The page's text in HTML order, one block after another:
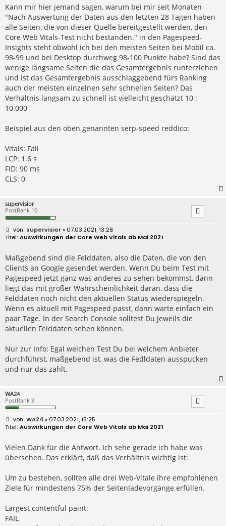
r
a
g
Kann mir hier jemand sagen, warum bei mir seit Monaten
"Nach Auswertung der Daten aus den letzten 28 Tagen haben
alle Seiten, die von dieser Quelle bereitgestellt werden, den
Core Web Vitals-Test nicht bestanden." in den Pagespeed-
Insights steht obwohl ich bei den meisten Seiten bei Mobil ca.
98-99 und bei Desktop durchweg 98-100 Punkte habe? Sind das
wenige langsame Seiten die das Gesamtergebnis runterziehen
und ist das Gesamtergebnis ausschlaggebend fürs Ranking
auch der meisten einzelnen sehr schnellen Seiten? Das
Verhältnis langsam zu schnell ist vielleicht geschätzt 10 :
10.000
Beispiel aus den oben genannten serp-speed reddico:
Vitals: Fail
LCP: 1.6 s
FID: 90 ms
CLS: 0
supervisior
PostRank 10
B
e
r
a
g
supervisior» 07.03.2021, 13:28
Auswirkungen der Core Web Vitals ab Mai 2021
Maßgebend sind die Felddaten, also die Daten, die von den
Clients an Google gesendet werden. Wenn Du beim Test mit
Pagespeed jetzt ganz was anderes zu sehen bekommst, dann
liegt das mit großer Wahrscheinlichkeit daran, dass die
Felddaten noch nicht den aktuellen Status wiederspiegeln.
Wenn es aktuell mit Pagespeed passt, dann warte einfach ein
paar Tage. In der Search Console solltest Du jeweils die
aktuellen Felddaten sehen können.
Nur zur Info: Egal welchen Test Du bei welchem Anbieter
durchführst, maßgebend ist, was die Fedldaten ausspucken
und nur das zählt.
WA24
PostRank 3
B
e
r
a
g
WA24 » 07.03.2021, 15:25
Auswirkungen der Core Web Vitals ab Mai 2021
Vielen Dank für die Antwort. Ich sehe gerade ich habe was
übersehen. Das erklärt, daß das Verhältnis wichtig ist:
Um zu bestehen, sollten alle drei Web-Vitale ihre empfohlenen
Ziele für mindestens 75% der Seitenladevorgänge erfüllen.
Largest contentful paint:
FAIL